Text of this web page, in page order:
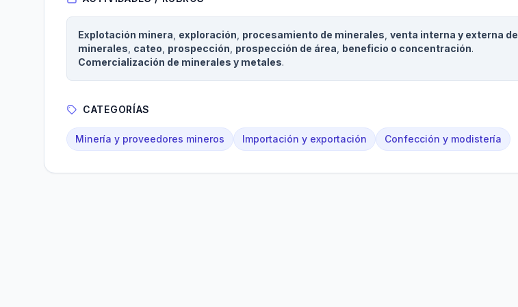
Explotación minera exploración procesamiento de minerales venta interna y externa de
minerales cateo prospección prospección de área beneficio o concentración.
Comercialización de minerales y metales.
CATEGORÍAS
Minería y proveedores mineros Importación y exportación Confección y modistería